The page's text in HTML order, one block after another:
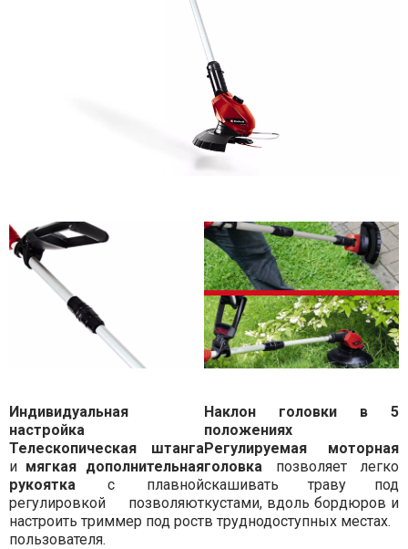
Индивидуальная
настройка
Телескопическая штанга
и мягкая дополнительная
рукоятка с плавной
регулировкой позволяют
настроить триммер под рост
пользователя.
Наклон головки в 5
положениях
Регулируемая моторная
головка позволяет легко
скашивать траву под
кустами, вдоль бордюров и
в труднодоступных местах.